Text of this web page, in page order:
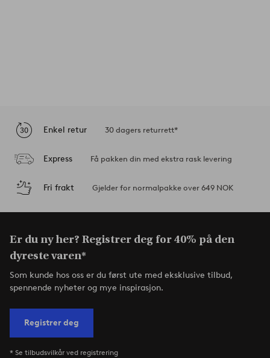
Enkel retur 30 dagers returrett*
Express Få pakken din med ekstra rask levering
Fri frakt Gjelder for normalpakke over 649 NOK
Er du ny her? Registrer deg for 40% på den
dyreste varen*
Som kunde hos oss er du først ute med eksklusive tilbud,
spennende nyheter og mye inspirasjon.
Registrer deg
* Se tilbudsvilkår ved registrering